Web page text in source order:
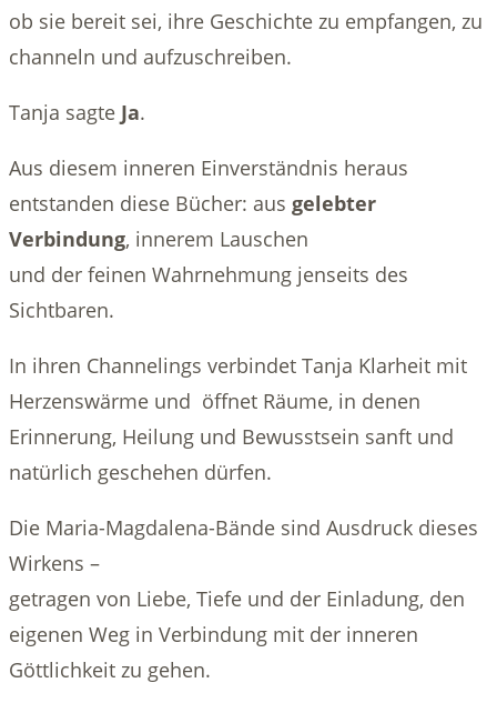
ob sie bereit sei, ihre Geschichte zu empfangen, zu
channeln und aufzuschreiben.
Tanja sagte Ja.
Aus diesem inneren Einverständnis heraus
entstanden diese Bücher: aus gelebter
Verbindung, innerem Lauschen
und der feinen Wahrnehmung jenseits des
Sichtbaren.
In ihren Channelings verbindet Tanja Klarheit mit
Herzenswärme und öffnet Räume, in denen
Erinnerung, Heilung und Bewusstsein sanft und
natürlich geschehen dürfen.
Die Maria-Magdalena-Bände sind Ausdruck dieses
Wirkens –
getragen von Liebe, Tiefe und der Einladung, den
eigenen Weg in Verbindung mit der inneren
Göttlichkeit zu gehen.